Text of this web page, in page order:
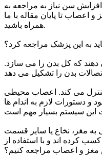
سن نیاز به مراجعه به
تا پایان مقاله با ما
همراه باشید.
به این پزشک مراجعه کرد؟
دهند که کل بدن را می سازد.
می کند. اعصاب محیطی
دستورات لازم به اندام ها
به مغز، نخاع یا سایر قسمت
کرده اند و با استفاده از
مغز و اعصاب مراجعه کنیم؟